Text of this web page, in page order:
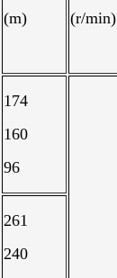
(m)
(r/min)
174
160
96
261
240